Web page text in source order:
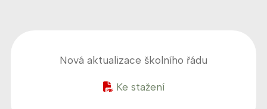
Nová aktualizace školního řádu
Ke stažení